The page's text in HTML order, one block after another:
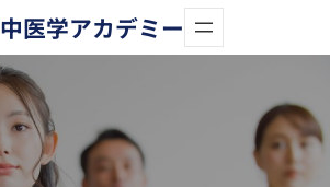
中医学アカデミー